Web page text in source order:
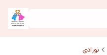
نوزادی